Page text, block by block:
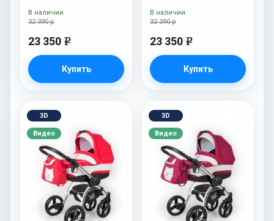
Chrome) Red Lux
32 390 р
23 350 e
Купить
В наличии
Chrome) Borduex
32 390 р
23 350 e
Купить
В наличии
3D
Видео
3D
Видео